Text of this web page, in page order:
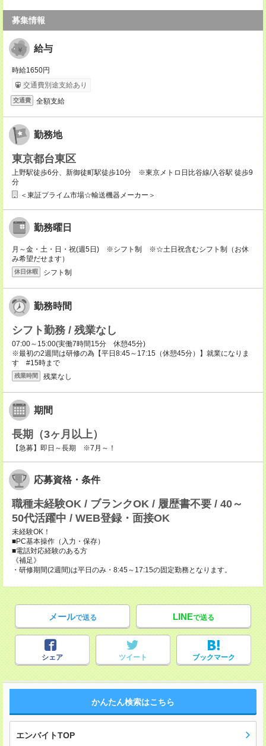
募集情報
給与
時給1650円
交通費別途支給あり
交通費 全額支給
勤務地
東京都台東区
上野駅徒歩6分、新御徒町駅徒歩10分 ※東京メトロ日比谷線/入谷駅 徒歩9
分
＜東証プライム市場☆輸送機器メーカー＞
勤務曜日
月～金・土・日・祝(週5日) ※シフト制 ※☆土日祝含むシフト制（お休
み希望だせます）
休日休暇 シフト制
勤務時間
シフト勤務 / 残業なし
07:00～15:00(実働7時間15分 休憩45分)
※最初の2週間は研修の為【平日8:45～17:15（休憩45分）】就業になりま
す #15時まで
残業時間 残業なし
期間
長期（3ヶ月以上）
【急募】即日～長期 ※7月～！
応募資格・条件
職種未経験OK / ブランクOK / 履歴書不要 / 40～
50代活躍中 / WEB登録・面接OK
未経験OK！
■PC基本操作（入力・保存）
■電話対応経験のある方
《補足》
・研修期間(2週間)は平日のみ・8:45～17:15の固定勤務となります。
メールで送る LINEで送る
シェア ツイート ブックマーク
かんたん検索はこちら
エンバイトTOP